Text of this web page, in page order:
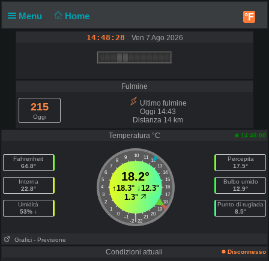
Menu Home °F
14:48:28 Ven 7 Ago 2026
Fulmine
215
Oggi
Ultimo fulmine
Oggi 14:43
Distanza 14 km
Temperatura °C
14:46:00
Fahrenheit
64.8°
Interna
22.8°
Umidità
53% ↓
10
9 11
8
12
7
13
6
14
5
15
4
16
3
17
2
18
1
19
0
20
-1 21
|
-2 22
18.2°
↑18.3°↓12.3°
1.3°
Percepita
17.5°
Bulbo umido
12.9°
Punto di rugiada
8.5°
Grafici - Previsione
Condizioni attuali Disconnesso